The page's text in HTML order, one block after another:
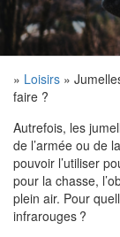
» Loisirs »
faire ?
Autrefois, les
de l’armée ou de
pouvoir l’utiliser
pour la chasse,
plein air. Pour
infrarouges ?